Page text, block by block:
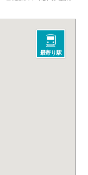
最寄り駅